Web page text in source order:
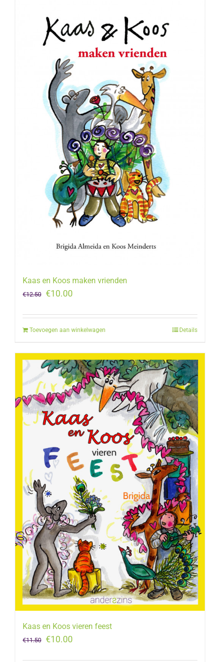
Kaas en Koos maken vrienden
€12.50 Oorspronkelijke
was:
€12.50.
€10.00
is:
€10.00.
Toevoegen aan winkelwagen Details
Kaas en Koos vieren feest
€11.50 Oorspronkelijke
€10.00